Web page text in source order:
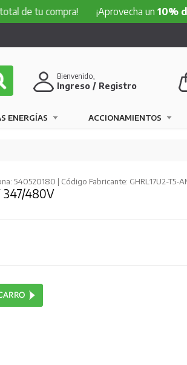
compra! ¡Aprovecha un10% de
Bienvenido,
Ingreso / Registro
ENERGÍAS ACCIONAMIENTOS
540520180 | Código Fabricante: GHRL17U2-T5-
347/480V